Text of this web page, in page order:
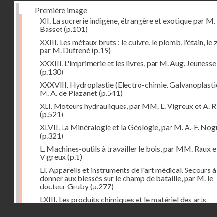
Première image
XII. La sucrerie indigène, étrangère et exotique par M.
Basset(p.101)
XXIII. Les métaux bruts : le cuivre, le plomb, l'étain, le
par M. Dufrené(p.19)
XXXIII. L'imprimerie et les livres, par M. Aug. Jeunesse
(p.130)
XXXVIII. Hydroplastie (Electro-chimie.
M. A. de Plazanet(p.541)
XLI. Moteurs hydrauliques, par MM. L. Vigreux et A.
(p.521)
XLVII. La Minéralogie et la Géologie, par M. A.-F.
(p.321)
L. Machines-outils à travailler le bois, par MM. Raux
Vigreux(p.1)
LI. Appareils et instruments de l'art médical. Secours à
donner aux blessés sur le champ de bataille, par M. le
docteur Gruby(p.277)
LXIII. Les produits chimiques et le matériel des arts